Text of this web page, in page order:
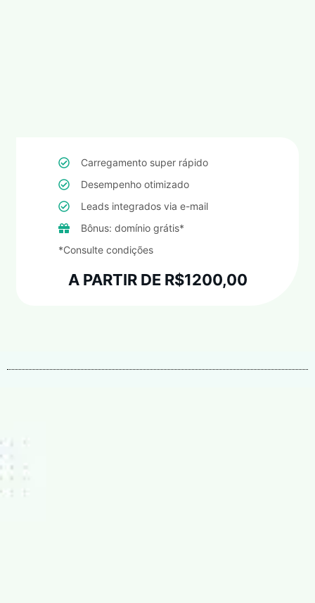
Carregamento super rápido
Desempenho otimizado
Leads integrados via e-mail
Bônus: domínio grátis*
*Consulte condições
A PARTIR DE R$1200,00